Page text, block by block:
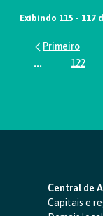
Exibindo 115 - 117
...Páginas122
Central de
Capitais e